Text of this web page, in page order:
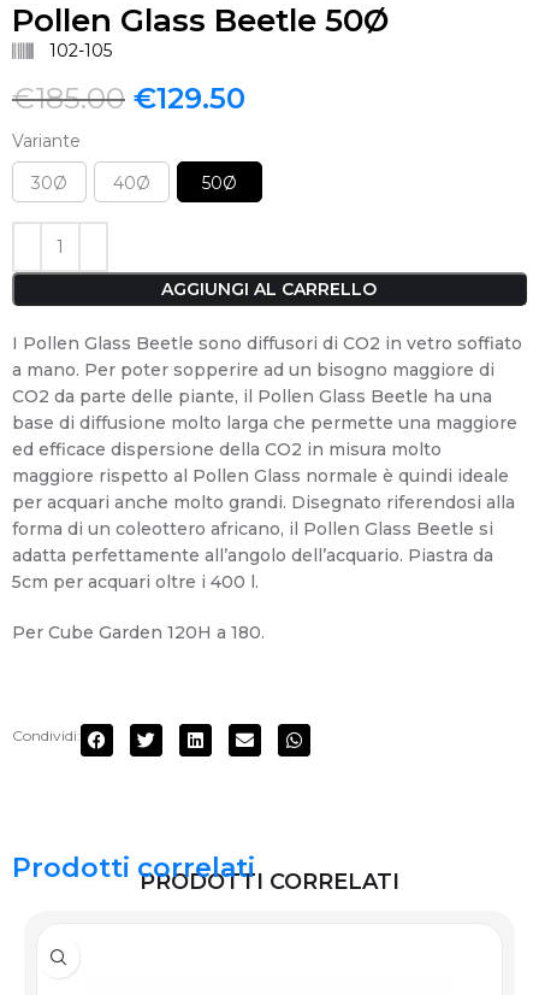
Pollen Glass Beetle 50Ø
102-105
€185.00 €129.50
Variante
30Ø
40Ø 50Ø
AGGIUNGI AL CARRELLO
I Pollen Glass Beetle sono diffusori di CO2 in vetro soffiato
a mano. Per poter sopperire ad un bisogno maggiore di
CO2 da parte delle piante, il Pollen Glass Beetle ha una
base di diffusione molto larga che permette una maggiore
ed efficace dispersione della CO2 in misura molto
maggiore rispetto al Pollen Glass normale è quindi ideale
per acquari anche molto grandi. Disegnato riferendosi alla
forma di un coleottero africano, il Pollen Glass Beetle si
adatta perfettamente all’angolo dell’acquario. Piastra da
5cm per acquari oltre i 400 l.
Per Cube Garden 120H a 180.
Condividi:
PRODOTTI CORRELATI
Prodotti correlati